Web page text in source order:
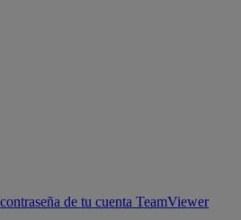
de tu cuenta TeamViewer